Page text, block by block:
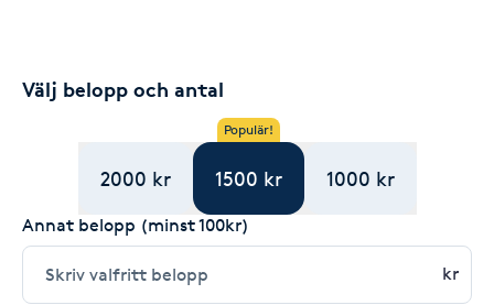
Välj belopp och antal
2000 kr
Populär!
1500 kr 1000 kr
Annat belopp (minst 100kr)
kr